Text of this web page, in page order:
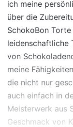
ich meine
über die
SchokoBon Torte
leidenschaftliche
von
meine
die nicht nur
auch einfach in
Meisterwerk aus
Geschmack von